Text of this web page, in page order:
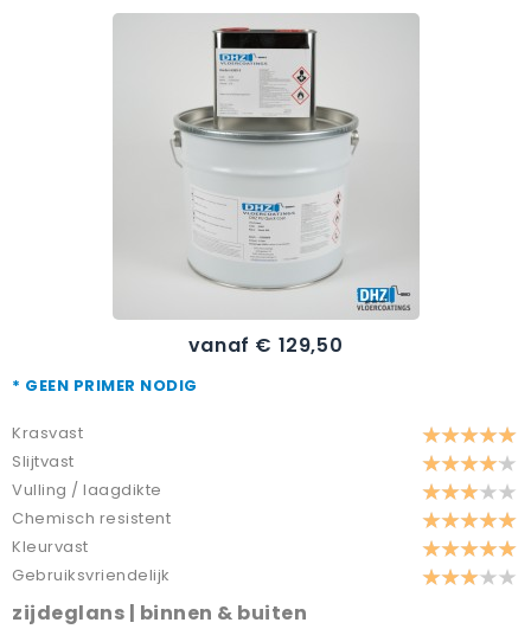
vanaf € 129,50
* GEEN PRIMER NODIG
Krasvast
Slijtvast
Vulling / laagdikte
Chemisch resistent
Kleurvast
Gebruiksvriendelijk
zijdeglans | binnen & buiten